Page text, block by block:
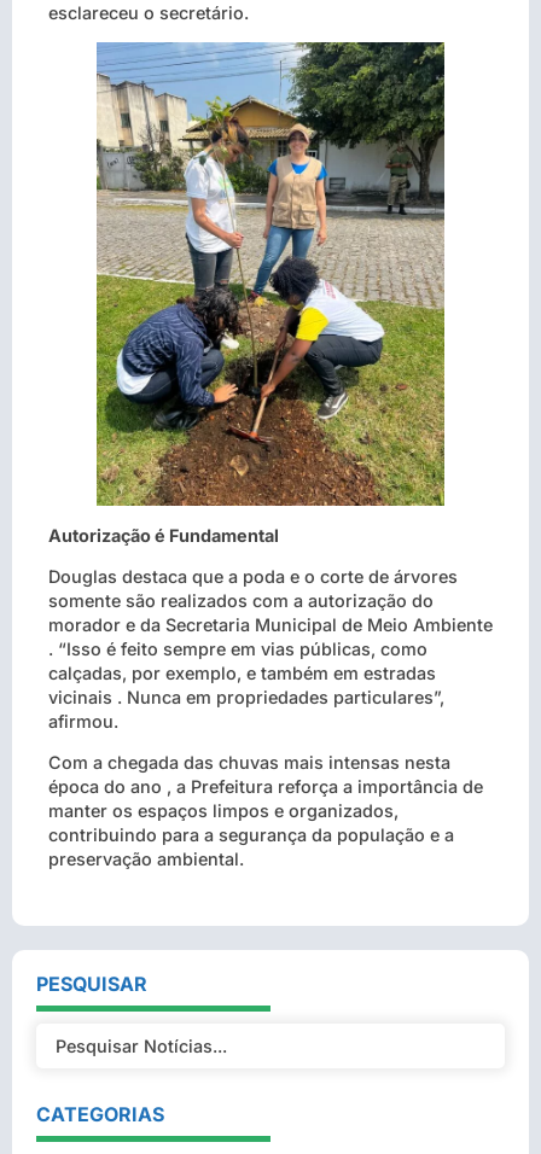
esclareceu o secretário.
Autorização é Fundamental
Douglas destaca que a poda e o corte de árvores
somente são realizados com a autorização do
morador e da Secretaria Municipal de Meio Ambiente
. “Isso é feito sempre em vias públicas, como
calçadas, por exemplo, e também em estradas
vicinais . Nunca em propriedades particulares”,
afirmou.
Com a chegada das chuvas mais intensas nesta
época do ano , a Prefeitura reforça a importância de
manter os espaços limpos e organizados,
contribuindo para a segurança da população e a
preservação ambiental.
PESQUISAR
CATEGORIAS